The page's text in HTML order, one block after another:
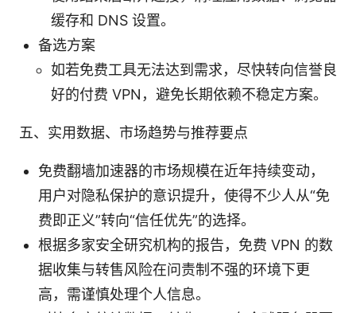
缓存和 DNS 设置。
备选方案
如若免费工具无法达到需求，尽快转向信誉良
好的付费 VPN，避免长期依赖不稳定方案。
五、实用数据、市场趋势与推荐要点
免费翻墙加速器的市场规模在近年持续变动，
用户对隐私保护的意识提升，使得不少人从“免
费即正义”转向“信任优先”的选择。
根据多家安全研究机构的报告，免费 VPN 的数
据收集与转售风险在问责制不强的环境下更
高，需谨慎处理个人信息。